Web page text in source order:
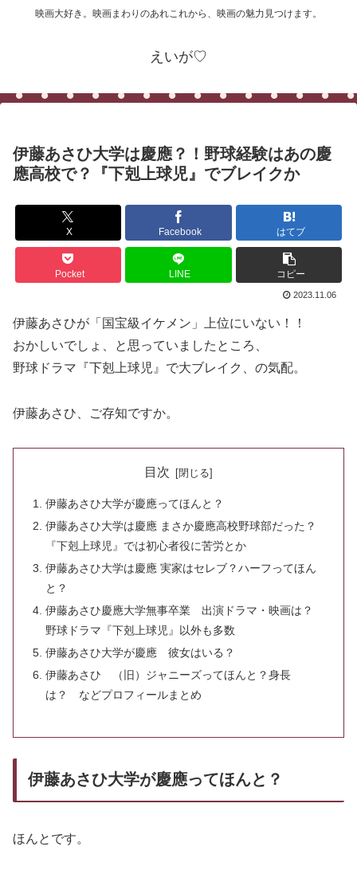
映画大好き。映画まわりのあれこれから、映画の魅力見つけます。
えいが♡
伊藤あさひ大学は慶應？！野球経験はあの慶
應高校で？『下剋上球児』でブレイクか
X Facebook はてブ
Pocket LINE コピー
2023.11.06
伊藤あさひが「国宝級イケメン」上位にいない！！
おかしいでしょ、と思っていましたところ、
野球ドラマ『下剋上球児』で大ブレイク、の気配。
伊藤あさひ、ご存知ですか。
目次
伊藤あさひ大学が慶應ってほんと？
伊藤あさひ大学は慶應 まさか慶應高校野球部だった？
『下剋上球児』では初心者役に苦労とか
伊藤あさひ大学は慶應 実家はセレブ？ハーフってほん
と？
伊藤あさひ慶應大学無事卒業 出演ドラマ・映画は？
野球ドラマ『下剋上球児』以外も多数
伊藤あさひ大学が慶應 彼女はいる？
伊藤あさひ （旧）ジャニーズってほんと？身長
は？ などプロフィールまとめ
伊藤あさひ大学が慶應ってほんと？
ほんとです。